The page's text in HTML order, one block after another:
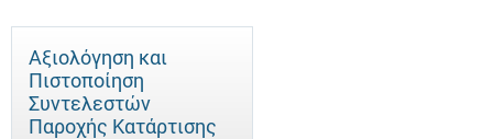
Αξιολόγηση και
Πιστοποίηση
Συντελεστών
Παροχής Κατάρτισης